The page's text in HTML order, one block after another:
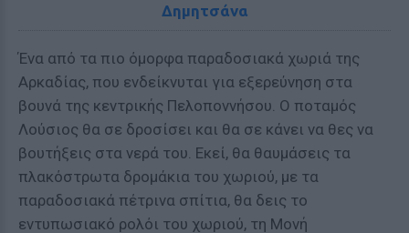
Δημητσάνα
Ένα από τα πιο όμορφα παραδοσιακά χωριά της
Αρκαδίας, που ενδείκνυται για εξερεύνηση στα
βουνά της κεντρικής Πελοποννήσου. Ο ποταμός
Λούσιος θα σε δροσίσει και θα σε κάνει να θες να
βουτήξεις στα νερά του. Εκεί, θα θαυμάσεις τα
πλακόστρωτα δρομάκια του χωριού, με τα
παραδοσιακά πέτρινα σπίτια, θα δεις το
εντυπωσιακό ρολόι του χωριού, τη Μονή